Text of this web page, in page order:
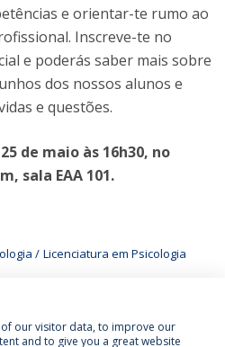
e orientar-te rumo ao
Inscreve-te no
e poderás saber mais sobre
dos nossos alunos e
e questões.
de maio às 16h30, no
sala EAA 101.
Licenciatura em Psicologia
our visitor data, to improve our
and to give you a great website